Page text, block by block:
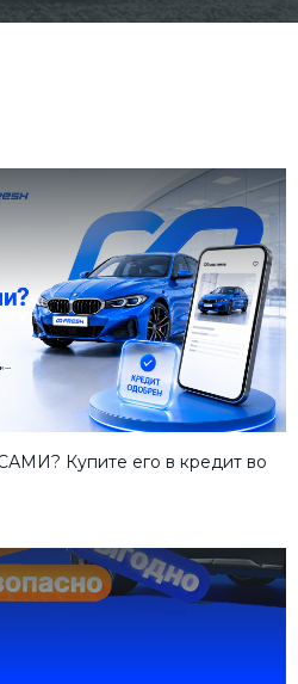
Купите его в кредит во